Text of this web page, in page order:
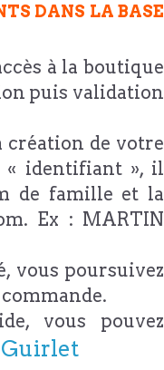
DANS LA BASE
à la boutique
puis validation
création de votre
« identifiant », il
de famille et la
Ex : MARTIN
vous poursuivez
vous pouvez